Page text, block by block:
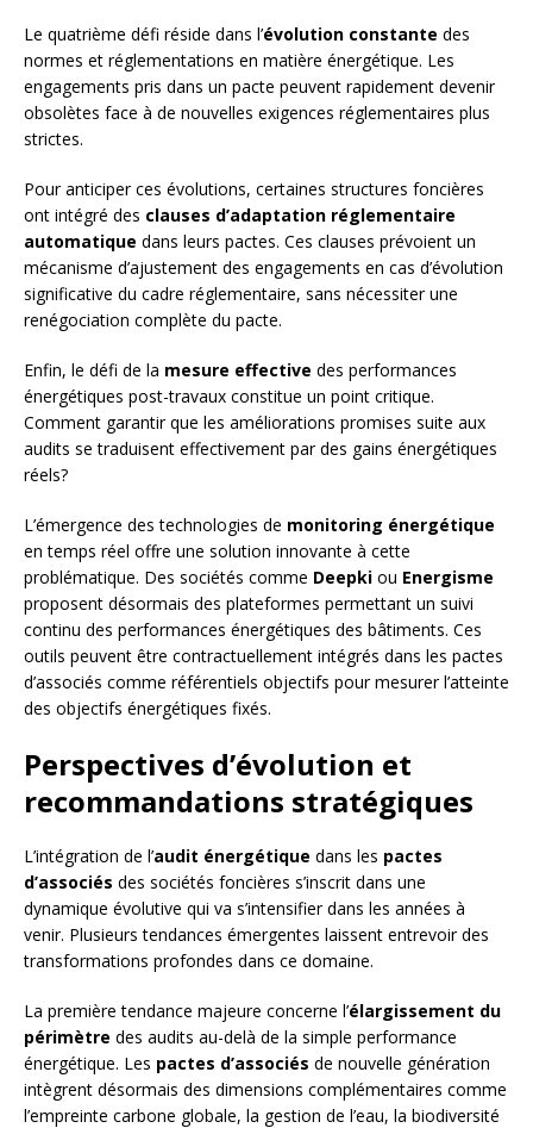
Le quatrième défi réside dans l’évolution constante des
normes et réglementations en matière énergétique. Les
engagements pris dans un pacte peuvent rapidement devenir
obsolètes face à de nouvelles exigences réglementaires plus
strictes.
Pour anticiper ces évolutions, certaines structures foncières
ont intégré des clauses d’adaptation réglementaire
automatique dans leurs pactes. Ces clauses prévoient un
mécanisme d’ajustement des engagements en cas d’évolution
significative du cadre réglementaire, sans nécessiter une
renégociation complète du pacte.
Enfin, le défi de la mesure effective des performances
énergétiques post-travaux constitue un point critique.
Comment garantir que les améliorations promises suite aux
audits se traduisent effectivement par des gains énergétiques
réels?
L’émergence des technologies de monitoring énergétique
en temps réel offre une solution innovante à cette
problématique. Des sociétés comme Deepki ou Energisme
proposent désormais des plateformes permettant un suivi
continu des performances énergétiques des bâtiments. Ces
outils peuvent être contractuellement intégrés dans les pactes
d’associés comme référentiels objectifs pour mesurer l’atteinte
des objectifs énergétiques fixés.
Perspectives d’évolution et
recommandations stratégiques
L’intégration de l’audit énergétique dans les pactes
d’associés des sociétés foncières s’inscrit dans une
dynamique évolutive qui va s’intensifier dans les années à
venir. Plusieurs tendances émergentes laissent entrevoir des
transformations profondes dans ce domaine.
La première tendance majeure concerne l’élargissement du
périmètre des audits au-delà de la simple performance
énergétique. Les pactes d’associés de nouvelle génération
intègrent désormais des dimensions complémentaires comme
l’empreinte carbone globale, la gestion de l’eau, la biodiversité